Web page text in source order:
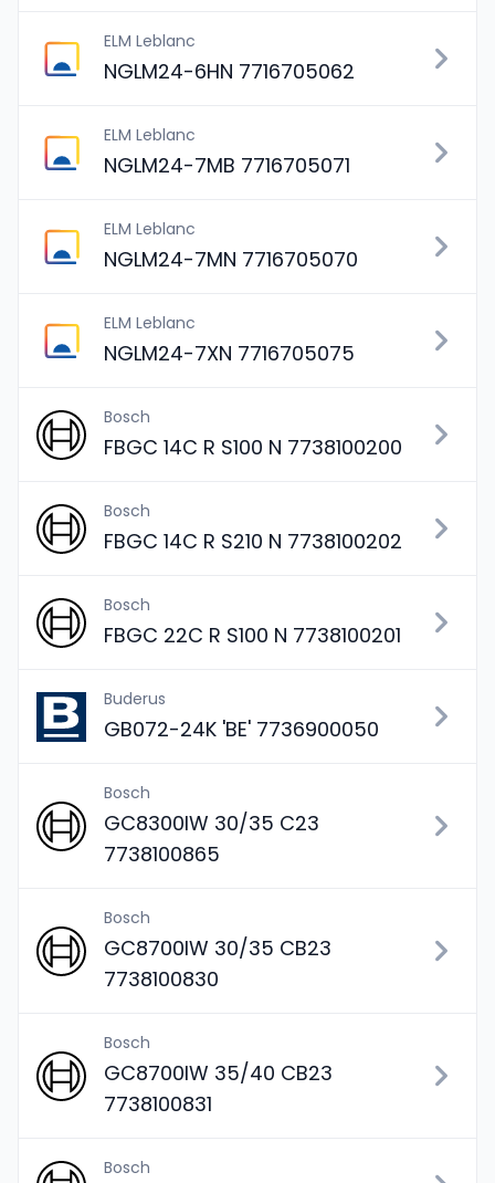
ELM Leblanc
NGLM24-6HN 7716705062
ELM Leblanc
NGLM24-7MB 7716705071
ELM Leblanc
NGLM24-7MN 7716705070
ELM Leblanc
NGLM24-7XN 7716705075
Bosch
FBGC 14C R S100 N 7738100200
Bosch
FBGC 14C R S210 N 7738100202
Bosch
FBGC 22C R S100 N 7738100201
Buderus
GB072-24K 'BE' 7736900050
Bosch
GC8300IW 30/35 C23
7738100865
Bosch
GC8700IW 30/35 CB23
7738100830
Bosch
GC8700IW 35/40 CB23
7738100831
Bosch